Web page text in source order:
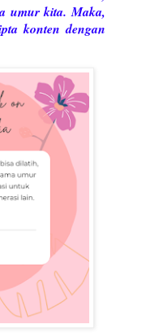
umur kita. Maka,
konten dengan